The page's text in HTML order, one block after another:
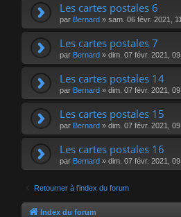
Les cartes postales 6
par Bernard » sam. 06 févr. 2021,
Les cartes postales 7
par Bernard » dim. 07 févr. 2021,
Les cartes postales 14
par Bernard » dim. 07 févr. 2021,
Les cartes postales 15
par Bernard » dim. 07 févr. 2021,
Les cartes postales 16
par Bernard » dim. 07 févr. 2021,
Retourner à l’index du forum
Index du forum